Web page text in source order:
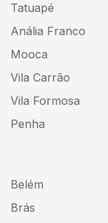
Tatuapé
Anália Franco
Mooca
Vila Carrão
Vila Formosa
Penha
Belém
Brás